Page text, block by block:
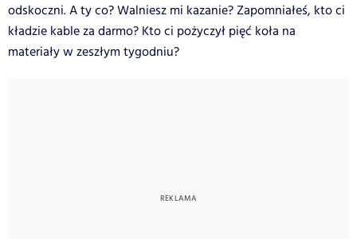
odskoczni. A ty co? Walniesz mi kazanie? Zapomniałeś, kto ci
kładzie kable za darmo? Kto ci pożyczył pięć koła na
materiały w zeszłym tygodniu?